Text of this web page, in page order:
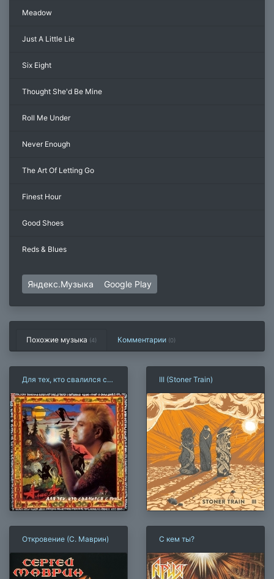
Meadow
Just A Little Lie
Six Eight
Thought She'd Be Mine
Roll Me Under
Never Enough
The Art Of Letting Go
Finest Hour
Good Shoes
Reds & Blues
Яндекс.Музыка Google Play
Похожие музыка (4) Комментарии (0)
Для тех, кто свалился с
III (Stoner Train)
Откровение (С. Маврин) С кем ты?